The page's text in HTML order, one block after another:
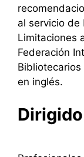
al servicio de
Limitaciones
Federación
en inglés.